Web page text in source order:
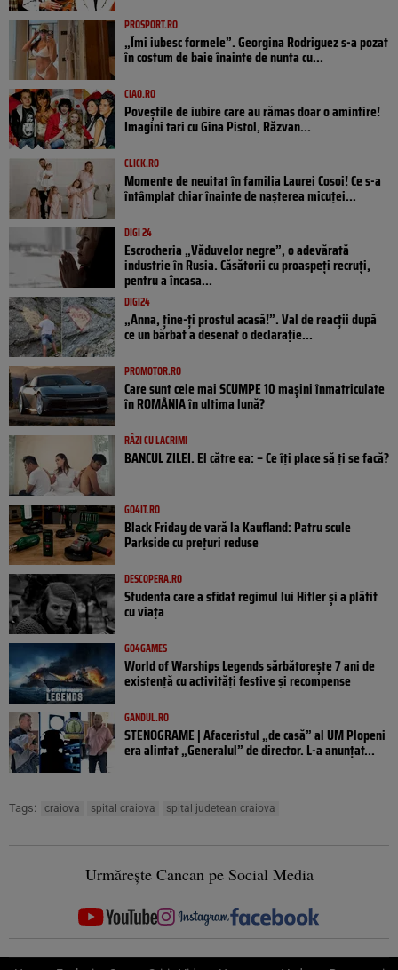
PROSPORT.RO
„Îmi iubesc formele”. Georgina Rodriguez s-a pozat
în costum de baie înainte de nunta cu...
CIAO.RO
Poveştile de iubire care au rămas doar o amintire!
Imagini tari cu Gina Pistol, Răzvan...
CLICK.RO
Momente de neuitat în familia Laurei Cosoi! Ce s-a
întâmplat chiar înainte de nașterea micuței...
DIGI 24
Escrocheria „Văduvelor negre”, o adevărată
industrie în Rusia. Căsătorii cu proaspeți recruți,
pentru a încasa...
DIGI24
„Anna, ţine-ţi prostul acasă!”. Val de reacții după
ce un bărbat a desenat o declarație...
PROMOTOR.RO
Care sunt cele mai SCUMPE 10 mașini înmatriculate
în ROMÂNIA în ultima lună?
RÂZI CU LACRIMI
BANCUL ZILEI. El către ea: – Ce îți place să ți se facă?
GO4IT.RO
Black Friday de vară la Kaufland: Patru scule
Parkside cu prețuri reduse
DESCOPERA.RO
Studenta care a sfidat regimul lui Hitler și a plătit
cu viața
GO4GAMES
World of Warships Legends sărbătorește 7 ani de
existență cu activități festive și recompense
GANDUL.RO
STENOGRAME | Afaceristul „de casă” al UM Plopeni
era alintat „Generalul” de director. L-a anunțat...
Tags: craiova spital craiova spital judetean craiova
Urmărește Cancan pe Social Media